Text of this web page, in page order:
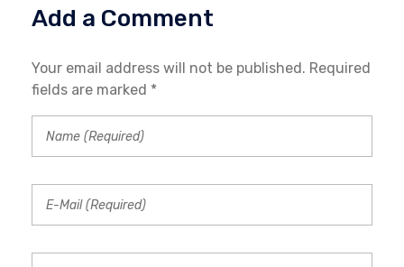
Add a Comment
Your email address will not be published. Required
fields are marked *